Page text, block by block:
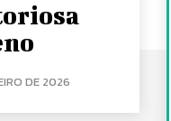
DE 2026